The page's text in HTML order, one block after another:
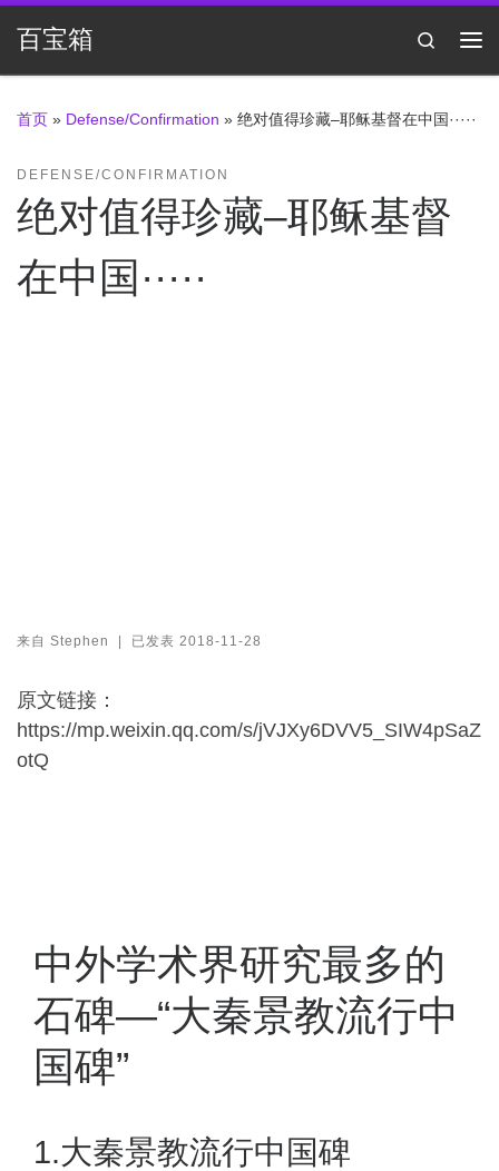
Skip to content
百宝箱
Search
首页 » Defense/Confirmation » 绝对值得珍藏–耶稣基督在中国·····
DEFENSE/CONFIRMATION
绝对值得珍藏–耶稣基督
在中国·····
来自 Stephen 已发表 2018-11-28
原文链接：
https://mp.weixin.qq.com/s/jVJXy6DVV5_SIW4pSaZ
otQ
中外学术界研究最多的
石碑—“大秦景教流行中
国碑”
1.大秦景教流行中国碑